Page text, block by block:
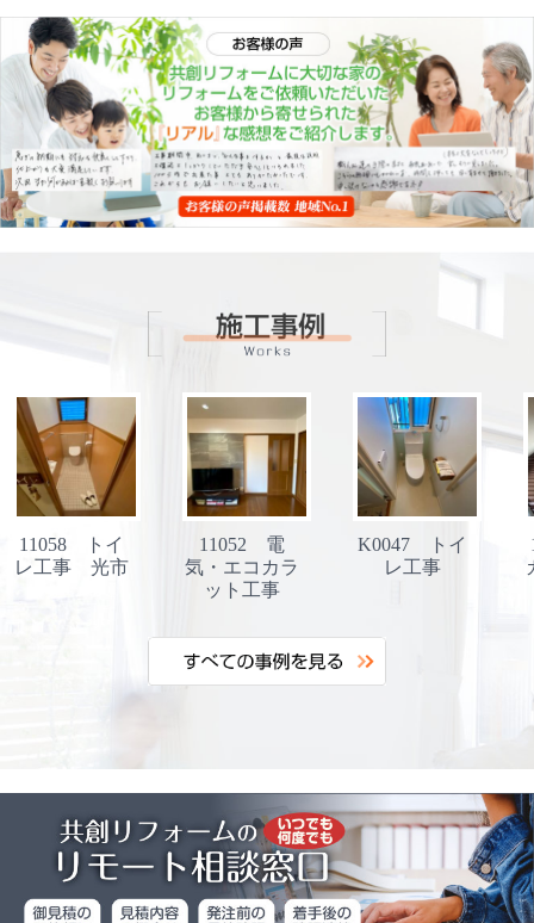
11058 トイ
レ工事 光市
11052 電
気・エコカラ
ット工事
K0047 トイ
レ工事